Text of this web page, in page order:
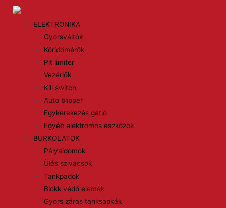
ELEKTRONIKA
Gyorsváltók
Köridőmérők
Pit limiter
Vezérlők
Kill switch
Auto blipper
Egykerekezés gátló
Egyéb elektromos eszközök
BURKOLATOK
Pályaidomok
Ülés szivacsok
Tankpadok
Blokk védő elemek
Gyors záras tanksapkák